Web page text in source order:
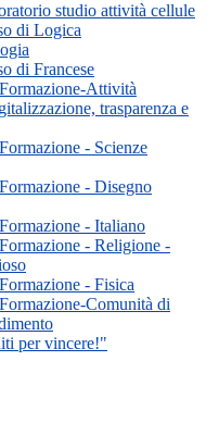
studio attività cellule
di Logica
di Francese
Attività
trasparenza e
- Scienze
- Disegno
- Italiano
- Religione -
- Fisica
Comunità di
per vincere!"